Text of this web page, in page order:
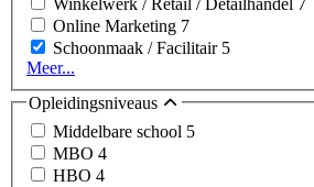
Winkelwerk / Retail / Detailhandel 7
Online Marketing 7
Schoonmaak / Facilitair 5
Meer...
Opleidingsniveaus
Middelbare school 5
MBO 4
HBO 4